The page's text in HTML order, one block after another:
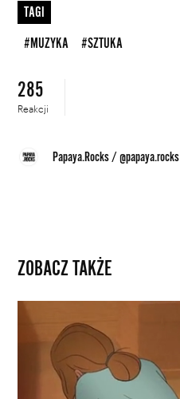
TAGI
#MUZYKA #SZTUKA
285
Reakcji
Papaya.Rocks /@papaya.rocks
ZOBACZ TAKŻE